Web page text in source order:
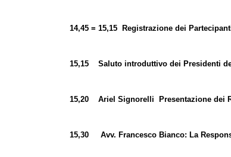
14,45 = 15,15 Registrazione dei
15,15 Saluto introduttivo dei Presidenti
15,20 Ariel Signorelli Presentazione dei
15,30 Avv. Francesco Bianco: La